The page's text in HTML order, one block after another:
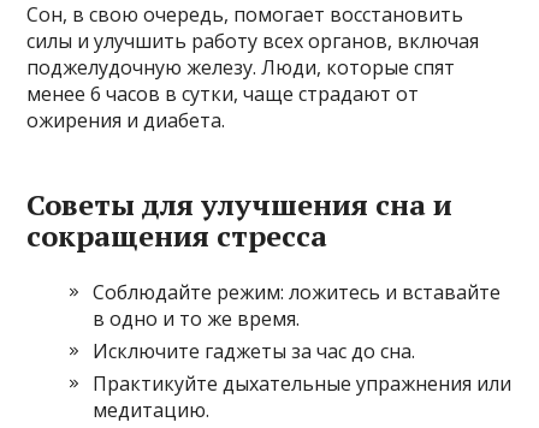
Сон, в свою очередь, помогает восстановить
силы и улучшить работу всех органов, включая
поджелудочную железу. Люди, которые спят
менее 6 часов в сутки, чаще страдают от
ожирения и диабета.
Советы для улучшения сна и
сокращения стресса
Соблюдайте режим: ложитесь и вставайте
в одно и то же время.
Исключите гаджеты за час до сна.
Практикуйте дыхательные упражнения или
медитацию.